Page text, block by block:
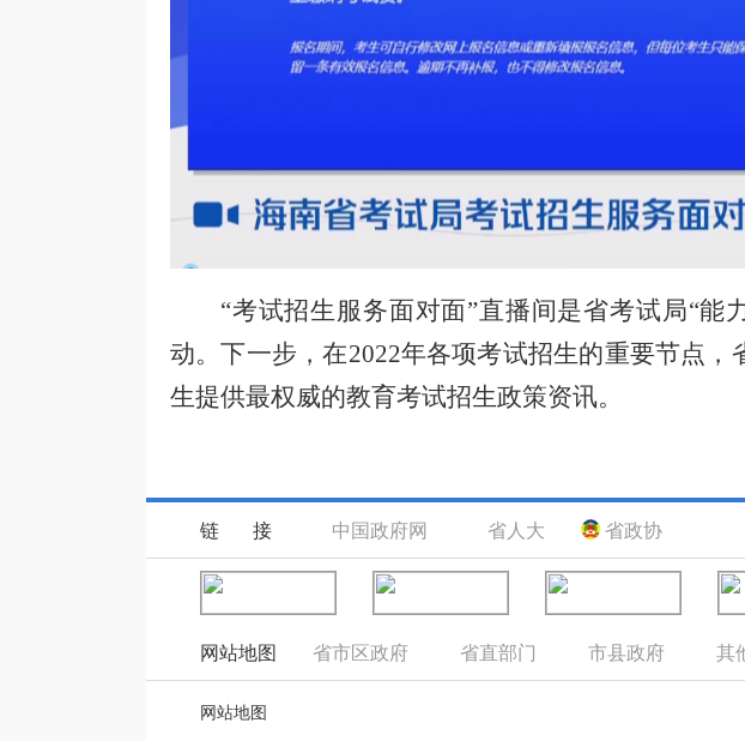
“考试招生服务面对面”直播间是省考试局“能
动。下一步，在2022年各项考试招生的重要节点，
生提供最权威的教育考试招生政策资讯。
链 接 中国政府网 省人大 省政协
网站地图 省市区政府 省直部门 市县政府 其
网站地图